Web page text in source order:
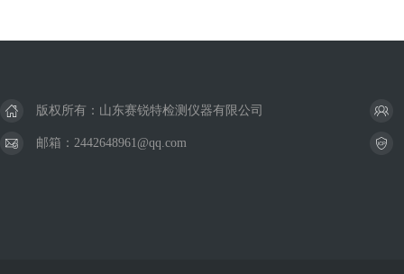
版权所有：山东赛锐特检测仪器有限公司
邮箱：2442648961@qq.com